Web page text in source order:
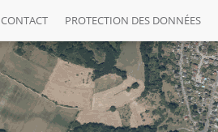
CONTACT PROTECTION DES DONNÉES